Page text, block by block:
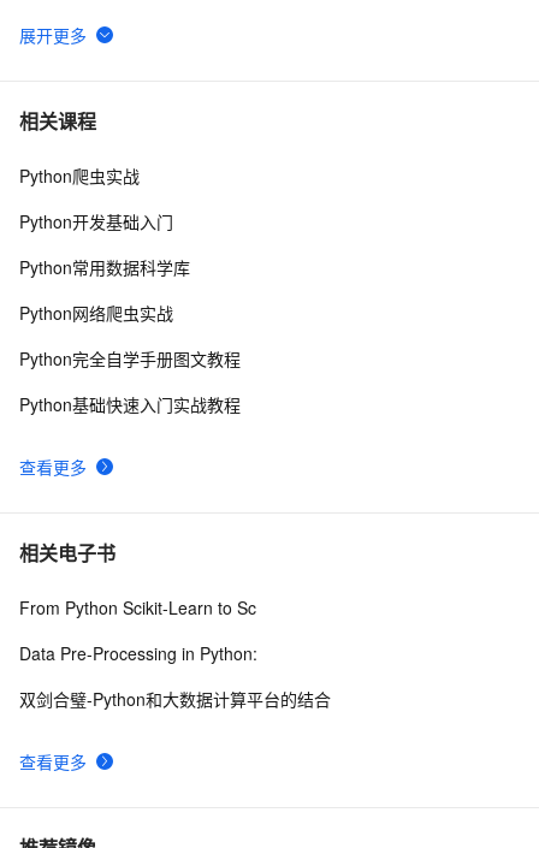
6 python join 和 split的常用使用方法
7 python 模块初始
8 python中使用and和or来实现其它语言中的?号表达式
10Python PIL远程命令执行漏洞复现(CVE-2017-8291
相关课程
查看更多
Python爬虫实战
Python开发基础入门
Python常用数据科学库
Python网络爬虫实战
Python完全自学手册图文教程
Python基础快速入门实战教程
相关电子书
查看更多
From Python Scikit-Learn to Sc
Data Pre-Processing in Python:
双剑合璧-Python和大数据计算平台的结合